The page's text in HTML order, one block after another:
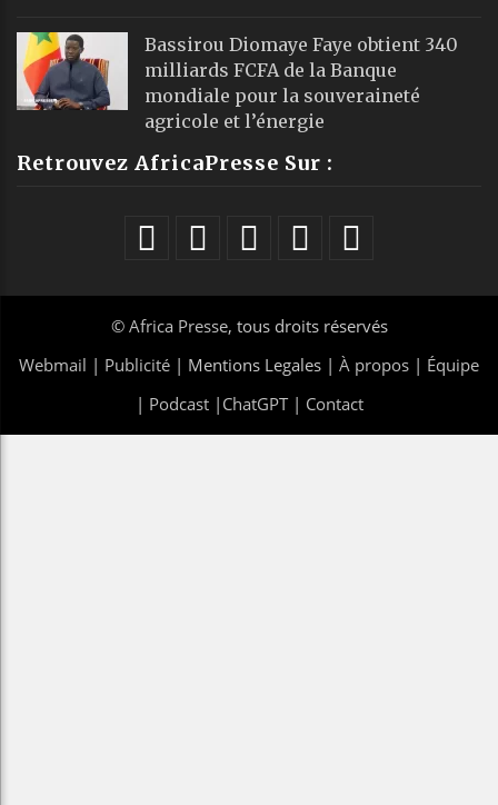
Bassirou Diomaye Faye obtient 340
milliards FCFA de la Banque
mondiale pour la souveraineté
agricole et l’énergie
Retrouvez AfricaPresse Sur :
© Africa Presse, tous droits réservés
Webmail | Publicité | Mentions Legales | À propos | Équipe
| Podcast| ChatGPT| Contact